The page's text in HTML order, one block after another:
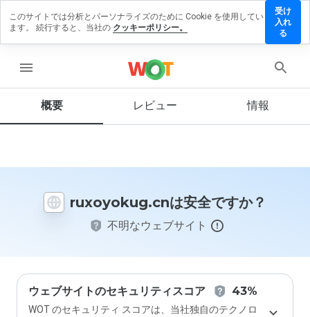
menu
概要 レビュー 情報
ruxoyokug.cnは安全ですか？
不明なウェブサイト
ウェブサイトのセキュリティスコア 43%
WOT のセキュリティ スコアは、当社独自のテクノロ
ビュー
す
この
イト
価し
ます
か？
このサイトでは分析とパーソナライズのために Cookie を使用してい
ます。 続行すると、当社の クッキーポリシー。
受け
入れ
る